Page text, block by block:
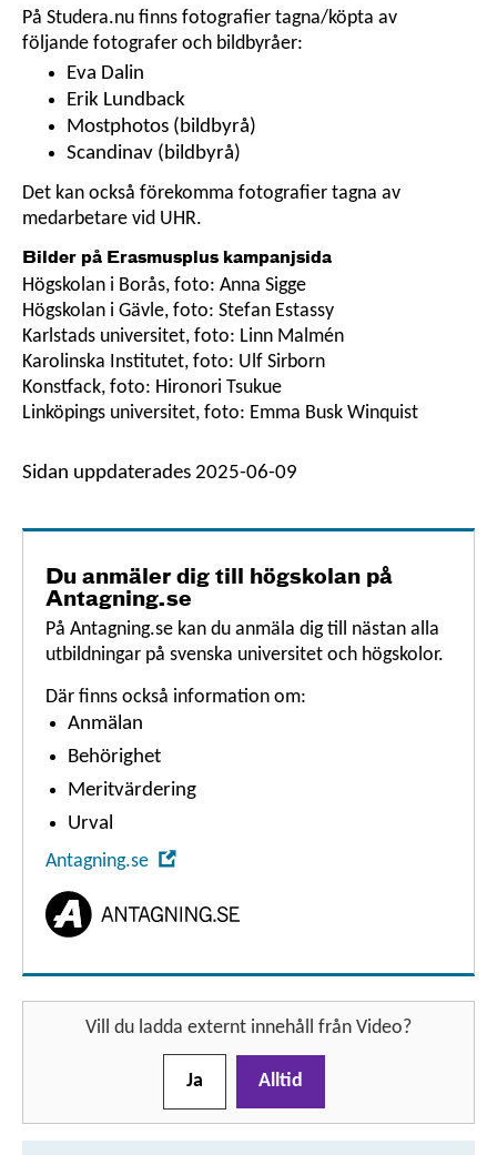
På Studera.nu finns fotografier tagna/köpta av
följande fotografer och bildbyråer:
Eva Dalin
Erik Lundback
Mostphotos (bildbyrå)
Scandinav (bildbyrå)
Det kan också förekomma fotografier tagna av
medarbetare vid UHR.
Bilder på Erasmusplus kampanjsida
Högskolan i Borås, foto: Anna Sigge
Högskolan i Gävle, foto: Stefan Estassy
Karlstads universitet, foto: Linn Malmén
Karolinska Institutet, foto: Ulf Sirborn
Konstfack, foto: Hironori Tsukue
Linköpings universitet, foto: Emma Busk Winquist
Sidan uppdaterades 2025-06-09
Du anmäler dig till högskolan på
Antagning.se
På Antagning.se kan du anmäla dig till nästan alla
utbildningar på svenska universitet och högskolor.
Där finns också information om:
Anmälan
Behörighet
Meritvärdering
Urval
Antagning.se
i
fönster
Vill du ladda externt innehåll från Video?
Ja Alltid